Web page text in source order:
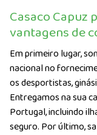
Casaco Capuz
vantagens de
Em primeiro lugar,
nacional no
os desportistas,
Entregamos na sua
Portugal, incluindo
seguro. Por último,